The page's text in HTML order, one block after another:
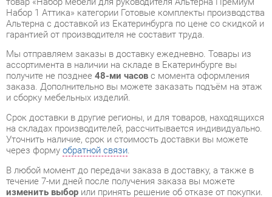
Мы отправляем заказы в доставку ежедневно. Товары из
ассортимента в наличии на складе в Екатеринбурге вы
получите не позднее48-ми часовс момента оформления
заказа. Дополнительно вы можете заказать подъём на этаж
и сборку мебельных изделий.
Срок доставки в другие регионы, и для товаров, находящихся
на складах производителей, рассчитывается индивидуально.
Уточнить наличие, срок и стоимость доставки вы можете
через формуобратной связи.
В любой момент до передачи заказа в доставку, а также в
течение 7-ми дней после получения заказа вы можете
изменить выборили принять решение об отказе от покупки.
Несмотря на качественную упаковку, готовые комплекты
могут быть повреждены при транспортировке. Если Вы
заметили дефект при приёме - мы заменим поврежденную
деталь.Повторная доставкатовара -бесплатна.